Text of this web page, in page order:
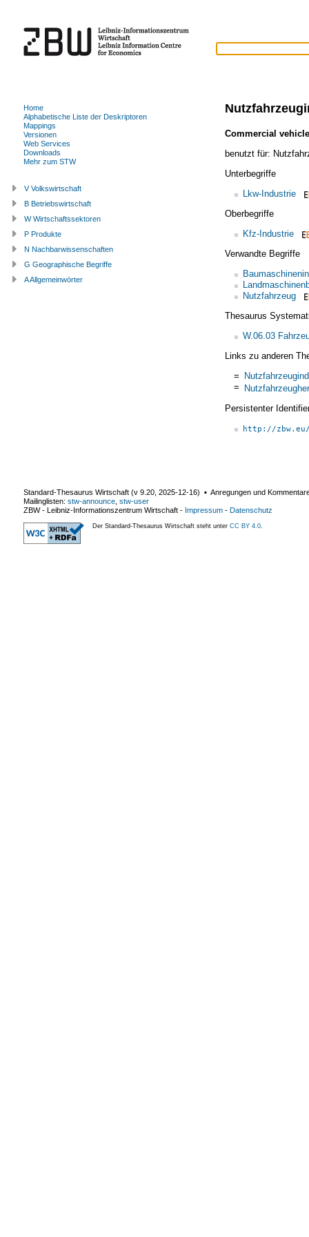
Commercial
benutzt für:
Unterbegriffe
Lkw-Industrie
Oberbegriffe
Kfz-Industrie
Verwandte Begriffe
Nutzfahrzeug
Thesaurus
W.06.03
Links zu anderen
=
=
Persistenter
http://
Home
Alphabetische Liste der Deskriptoren
Mappings
Versionen
Web Services
Downloads
Mehr zum STW
V Volkswirtschaft
B Betriebswirtschaft
W Wirtschaftssektoren
P Produkte
N Nachbarwissenschaften
G Geographische Begriffe
A Allgemeinwörter
Standard-Thesaurus Wirtschaft (v 9.20 2025-12-16) ▪ Anregungen und
Mailinglisten: stw-announce stw-user
ZBW - Leibniz-Informationszentrum Wirtschaft - Impressum - Datenschutz
Der Standard-Thesaurus Wirtschaft steht unter CC BY 4.0